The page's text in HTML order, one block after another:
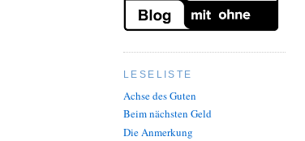
LESELISTE
Achse des Guten
Beim nächsten Geld
Die Anmerkung